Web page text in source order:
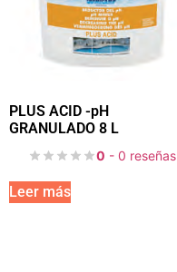
PLUS ACID -pH
GRANULADO 8 L
0 - 0 reseñas
Leer más